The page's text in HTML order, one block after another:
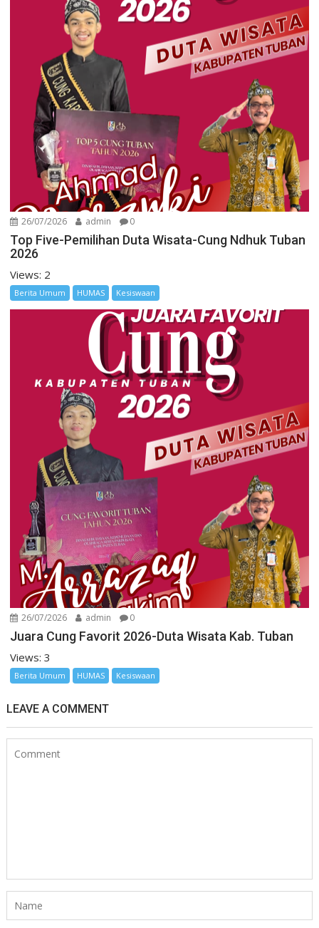
26/07/2026 admin 0
Top Five-Pemilihan Duta Wisata-Cung Ndhuk Tuban
2026
Views: 2
Berita Umum HUMAS Kesiswaan
26/07/2026 admin 0
Juara Cung Favorit 2026-Duta Wisata Kab. Tuban
Views: 3
Berita Umum HUMAS Kesiswaan
LEAVE A COMMENT